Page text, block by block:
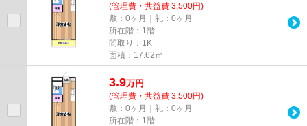
(管理費・共益費 3,500円)
敷：0ヶ月｜礼：0ヶ月
所在階：1階
間取り：1K
面積：17.62㎡
3.9万円
(管理費・共益費 3,500円)
敷：0ヶ月｜礼：0ヶ月
所在階：1階